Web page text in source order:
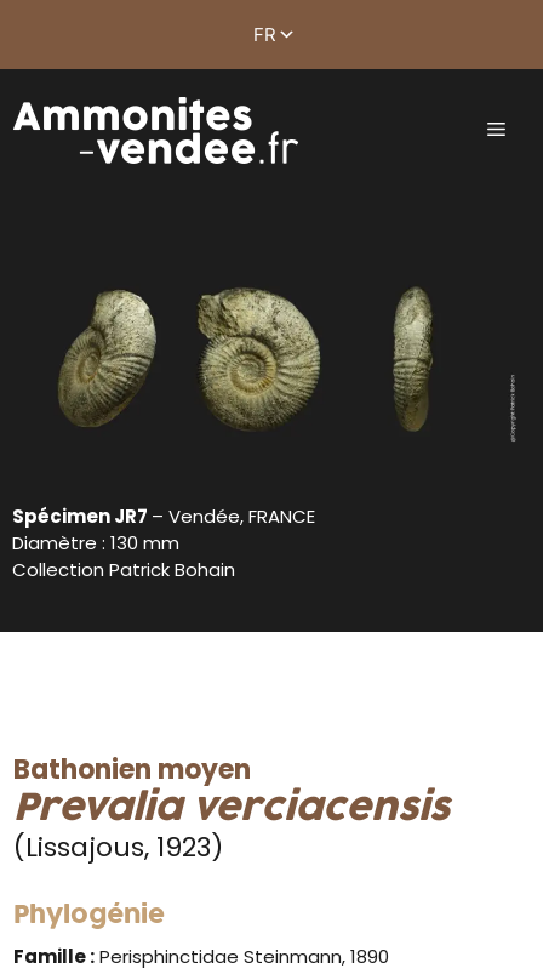
Spécimen JR7 – Vendée, FRANCE
Diamètre : 130 mm
Collection Patrick Bohain
Bathonien moyen
Prevalia verciacensis
(Lissajous, 1923)
Phylogénie
Famille :Perisphinctidae Steinmann, 1890